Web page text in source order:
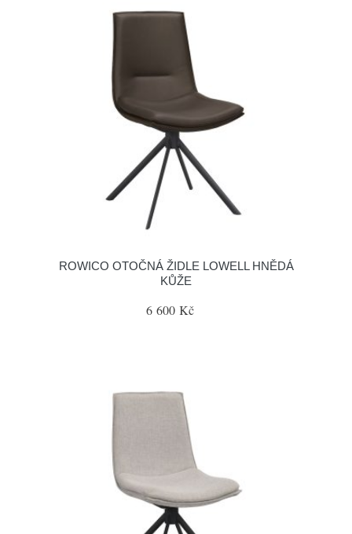
ROWICO OTOČNÁ ŽIDLE LOWELL HNĚDÁ
KŮŽE
6 600 Kč